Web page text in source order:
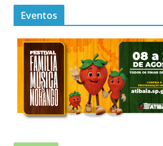
Eventos